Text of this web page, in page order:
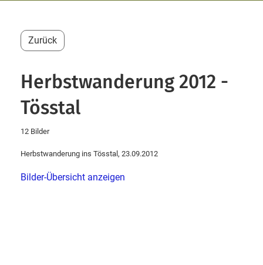
Zurück
Herbstwanderung 2012 -
Tösstal
12 Bilder
Herbstwanderung ins Tösstal, 23.09.2012
Bilder-Übersicht anzeigen